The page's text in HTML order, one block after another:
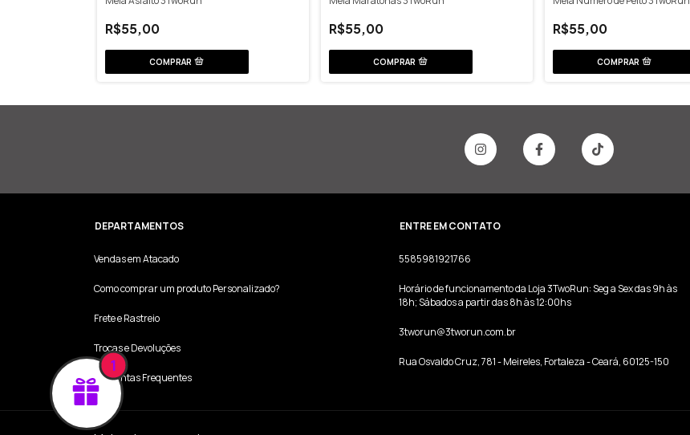
R$55,00 R$55,00 R$55,00
DEPARTAMENTOS
Vendas em Atacado
Como comprar um produto Personalizado?
Frete e Rastreio
Trocas e Devoluções
Perguntas Frequentes
ENTRE EM CONTATO
5585981921766
Horário de funcionamento da Loja 3TwoRun: Seg a Sex das 9h às
18h; Sábados a partir das 8h às 12:00hs
3tworun@3tworun.com.br
Rua Osvaldo Cruz, 781 - Meireles, Fortaleza - Ceará, 60125-150
1